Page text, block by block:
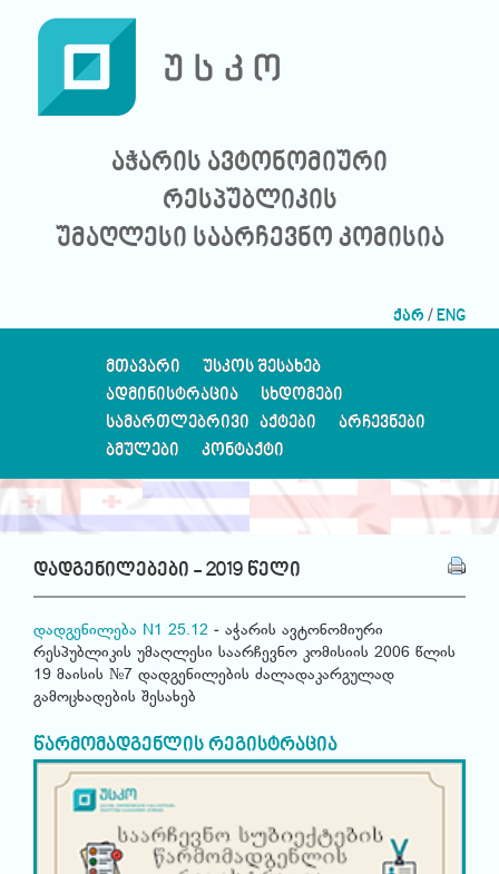
აჭარის ავტონომიური
რესპუბლიკის
უმაღლესი საარჩევნო კომისია
ქარ /ENG
ᲛᲗᲐᲕᲐᲠᲘ
ᲣᲡᲙᲝᲡ ᲨᲔᲡᲐᲮᲔᲑ
ᲐᲓᲛᲘᲜᲘᲡᲢᲠᲐᲪᲘᲐ
ᲡᲮᲓᲝᲛᲔᲑᲘ
ᲡᲐᲛᲐᲠᲗᲚᲔᲑᲠᲘᲕᲘ ᲐᲥᲢᲔᲑᲘ
ᲐᲠᲩᲔᲕᲜᲔᲑᲘ
ᲑᲛᲣᲚᲔᲑᲘ
ᲙᲝᲜᲢᲐᲥᲢᲘ
დადგენილებები - 2019 წელი
დადგენილება N1 25.12 - აჭარის ავტონომიური
რესპუბლიკის უმაღლესი საარჩევნო კომისიის 2006 წლის
19 მაისის №7 დადგენილების ძალადაკარგულად
გამოცხადების შესახებ
წარმომადგენლის რეგისტრაცია